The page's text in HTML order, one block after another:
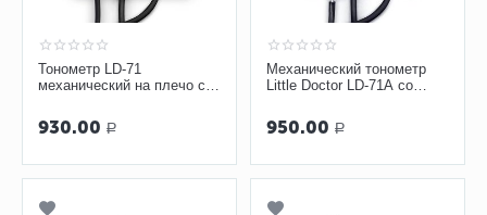
Тонометр LD-71
механический на плечо со
930.00 Р
Механический тонометр
Little Doctor LD-71A со
950.00 Р